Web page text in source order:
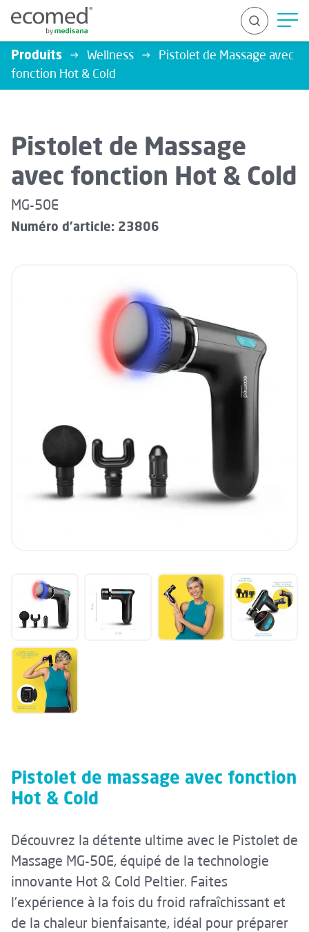
Produits Wellness
Pistolet de Massage avec
fonction Hot & Cold
Pistolet de Massage
avec fonction Hot & Cold
MG-50E
Numéro d'article: 23806
Pistolet de massage avec fonction
Hot & Cold
Découvrez la détente ultime avec le Pistolet de
Massage MG-50E, équipé de la technologie
innovante Hot & Cold Peltier. Faites
l'expérience à la fois du froid rafraîchissant et
de la chaleur bienfaisante, idéal pour préparer